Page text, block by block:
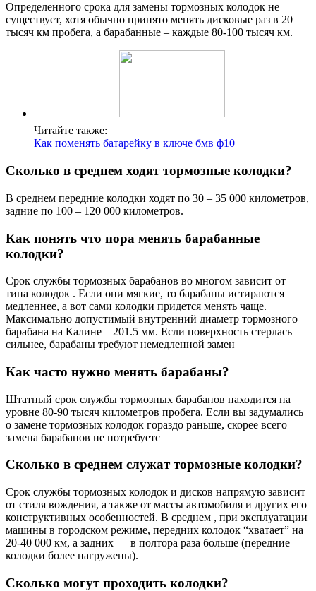
Определенного срока для замены тормозных колодок не
существует, хотя обычно принято менять дисковые раз в 20
тысяч км пробега, а барабанные – каждые 80-100 тысяч км.
Читайте также:
Как поменять батарейку в ключе бмв ф10
Сколько в среднем ходят тормозные колодки?
В среднем передние колодки ходят по 30 – 35 000 километров,
задние по 100 – 120 000 километров.
Как понять что пора менять барабанные
колодки?
Срок службы тормозных барабанов во многом зависит от
типа колодок . Если они мягкие, то барабаны истираются
медленнее, а вот сами колодки придется менять чаще.
Максимально допустимый внутренний диаметр тормозного
барабана на Калине – 201.5 мм. Если поверхность стерлась
сильнее, барабаны требуют немедленной замен
Как часто нужно менять барабаны?
Штатный срок службы тормозных барабанов находится на
уровне 80-90 тысяч километров пробега. Если вы задумались
о замене тормозных колодок гораздо раньше, скорее всего
замена барабанов не потребуетс
Сколько в среднем служат тормозные колодки?
Срок службы тормозных колодок и дисков напрямую зависит
от стиля вождения, а также от массы автомобиля и других его
конструктивных особенностей. В среднем , при эксплуатации
машины в городском режиме, передних колодок “хватает” на
20-40 000 км, а задних — в полтора раза больше (передние
колодки более нагружены).
Сколько могут проходить колодки?